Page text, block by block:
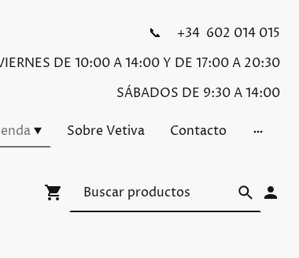
📞 +34 602 014 015
DE 10:00 A 14:00 Y DE 17:00 A 20:30
SÁBADOS DE 9:30 A 14:00
Sobre Vetiva Contacto